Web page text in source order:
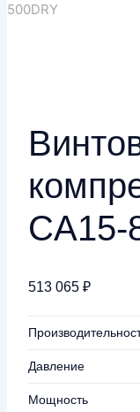
500DRY
CA15-
513 065 ₽
Давление
Мощность